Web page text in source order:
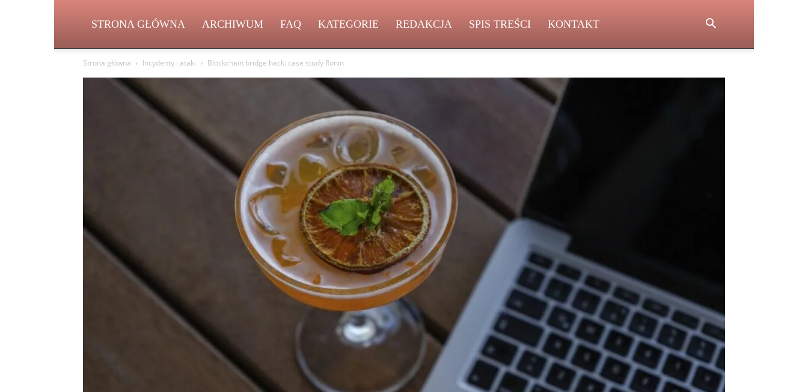
STRONA GŁÓWNA ARCHIWUM FAQ KATEGORIE REDAKCJA SPIS TREŚCI KONTAKT
Strona główna Incydenty i ataki Blockchain bridge hack: case study Ronin